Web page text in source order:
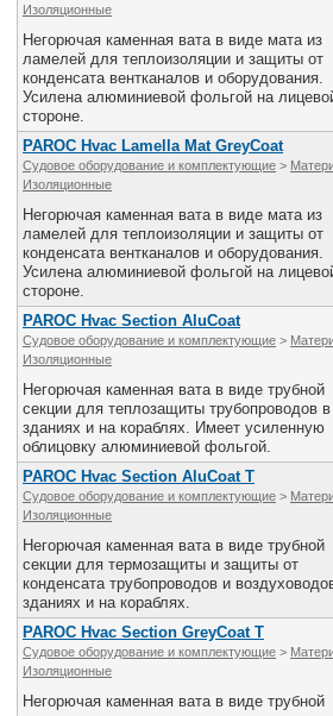
Словарь
Все
Изоляционные
Негорючая каменная вата в виде мата из
ламелей для теплоизоляции и защиты от
конденсата вентканалов и оборудования.
Усилена алюминиевой фольгой на
стороне.
PAROC Hvac Lamella Mat GreyCoat
Судовое оборудование и комплектующие >
Изоляционные
Негорючая каменная вата в виде мата из
ламелей для теплоизоляции и защиты от
конденсата вентканалов и оборудования.
Усилена алюминиевой фольгой на
стороне.
PAROC Hvac Section AluCoat
Судовое оборудование и комплектующие >
Изоляционные
Негорючая каменная вата в виде трубной
секции для теплозащиты трубопроводов в
зданиях и на кораблях. Имеет усиленную
облицовку алюминиевой фольгой.
PAROC Hvac Section AluCoat T
Судовое оборудование и комплектующие >
Изоляционные
Негорючая каменная вата в виде трубной
секции для термозащиты и защиты от
конденсата трубопроводов и
зданиях и на кораблях.
PAROC Hvac Section GreyCoat T
Судовое оборудование и комплектующие >
Изоляционные
Негорючая каменная вата в виде трубной